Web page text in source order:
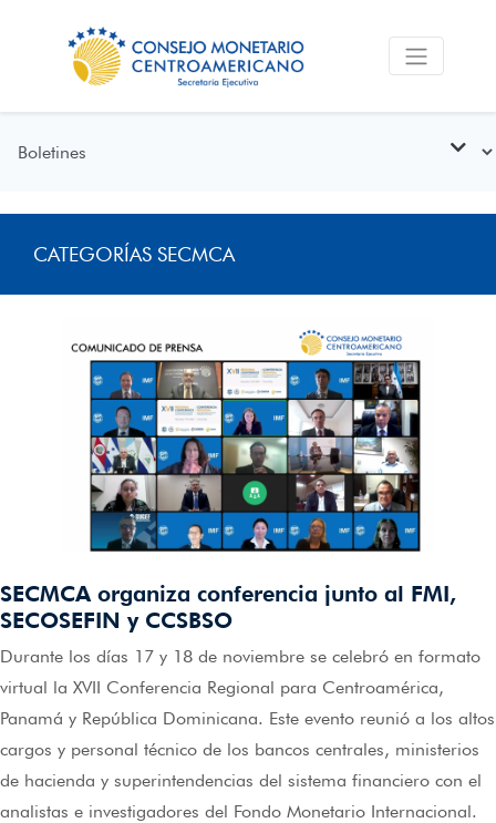
CATEGORÍAS SECMCA
SECMCA organiza conferencia junto al FMI,
SECOSEFIN y CCSBSO
Durante los días 17 y 18 de noviembre se celebró en formato
virtual la XVII Conferencia Regional para Centroamérica,
Panamá y República Dominicana. Este evento reunió a los altos
cargos y personal técnico de los bancos centrales, ministerios
de hacienda y superintendencias del sistema financiero con el
analistas e investigadores del Fondo Monetario Internacional.